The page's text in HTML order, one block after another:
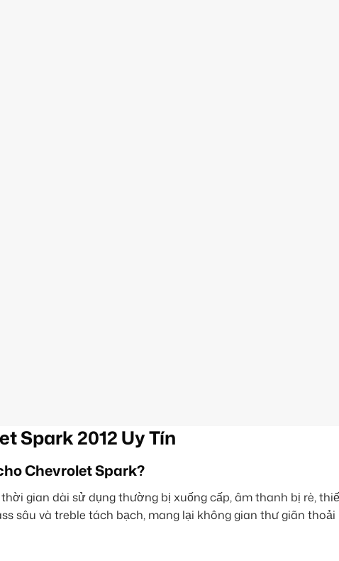
Spark 2012 Uy Tín
Chevrolet Spark?
gian dài sử dụng thường bị xuống cấp, âm thanh bị rè,
sâu và treble tách bạch, mang lại không gian thư giãn